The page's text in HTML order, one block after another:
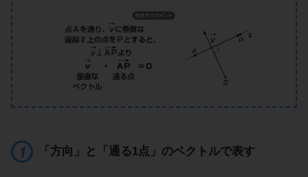
「方向」と「通る1点」のベクトルで表す